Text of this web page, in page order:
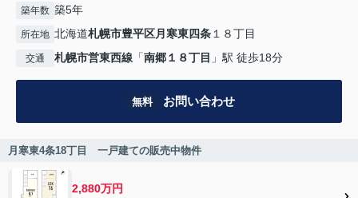
築年数 築5年
所在地 北海道札幌市豊平区月寒東四条 １８丁目
交通 札幌市営東西線 「南郷１８丁目 」駅 徒歩18分
無料 お問い合わせ
月寒東4条18丁目 一戸建ての販売中物件
2,880万円